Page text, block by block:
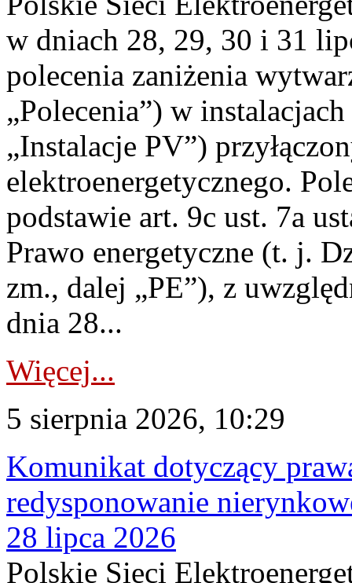
w dniach 28, 29, 30 i 31
polecenia zaniżenia
„Polecenia”) w
„Instalacje PV”)
elektroenergetycznego.
podstawie art. 9c ust. 7a
Prawo energetyczne (t. j.
zm., dalej „PE”), z
dnia 28...
Więcej...
5 sierpnia 2026, 10:29
Komunikat dotyczący
redysponowanie
28 lipca 2026
Polskie Sieci